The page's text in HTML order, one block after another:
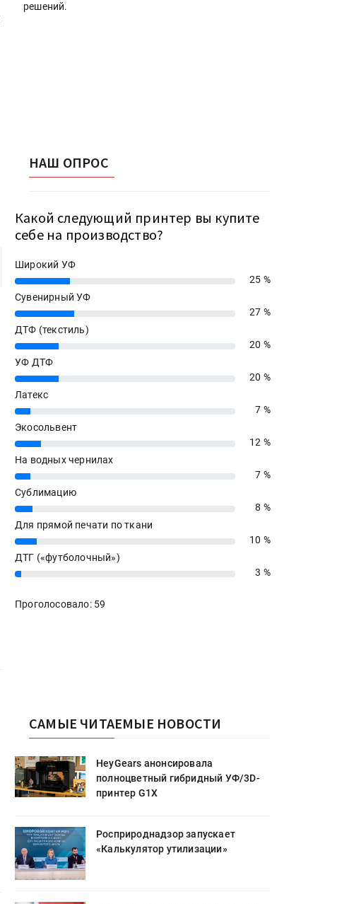
решений.
НАШ ОПРОС
Какой следующий принтер вы купите
себе на производство?
Широкий УФ
25%
25 %
Сувенирный УФ
27%
27 %
ДТФ (текстиль)
20%
20 %
УФ ДТФ
20%
20 %
Латекс
7%
7 %
Экосольвент
12%
12 %
На водных чернилах
7%
7 %
Сублимацию
8%
8 %
Для прямой печати по ткани
10%
10 %
ДТГ («футболочный»)
3% 3 %
Проголосовало: 59
САМЫЕ ЧИТАЕМЫЕ НОВОСТИ
HeyGears анонсировала
полноцветный гибридный УФ/3D-
принтер G1X
Росприроднадзор запускает
«Калькулятор утилизации»